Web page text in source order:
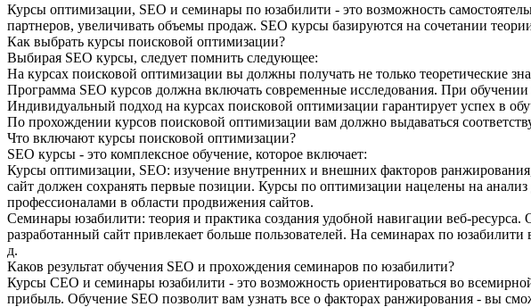
Курсы оптимизации, SEO и семинары по юзабилити - это возможность
партнеров, увеличивать объемы продаж. SEO курсы базируются на сочетании
Как выбрать курсы поисковой оптимизации?
Выбирая SEO курсы, следует помнить следующее:
На курсах поисковой оптимизации вы должны получать не только теоретические
Программа SEO курсов должна включать современные исследования. При
Индивидуальный подход на курсах поисковой оптимизации гарантирует успех в
По прохождении курсов поисковой оптимизации вам должно выдаваться
Что включают курсы поисковой оптимизации?
SEO курсы - это комплексное обучение, которое включает:
Курсы оптимизации, SEO: изучение внутренних и внешних факторов
сайт должен сохранять первые позиции. Курсы по оптимизации нацелены на
профессионалами в области продвижения сайтов.
Семинары юзабилити: теория и практика создания удобной навигации веб-
разработанный сайт привлекает больше пользователей. На семинарах по
д.
Каков результат обучения SEO и прохождения семинаров по юзабилити?
Курсы СЕО и семинары юзабилити - это возможность ориентироваться во
прибыль. Обучение SEO позволит вам узнать все о факторах ранжирования - вы